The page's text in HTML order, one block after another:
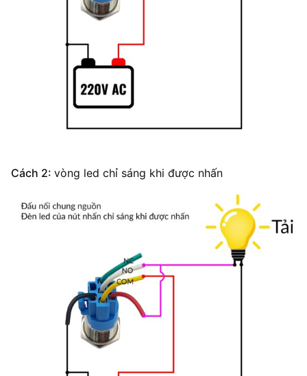
Cách 2: vòng led chỉ sáng khi được nhấn